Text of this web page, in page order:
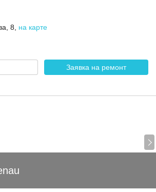
8 на карте
Заявка на ремонт